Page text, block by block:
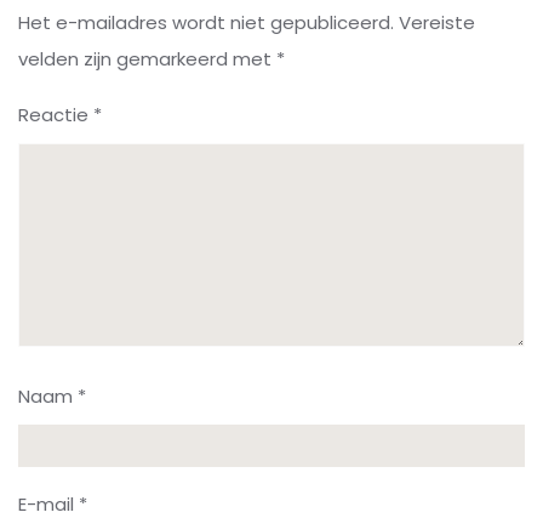
Het e-mailadres wordt niet gepubliceerd. Vereiste
velden zijn gemarkeerd met *
Reactie *
Naam *
E-mail *